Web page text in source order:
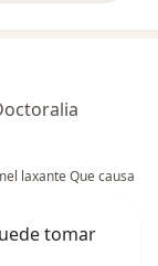
laxante Que causa
tomar